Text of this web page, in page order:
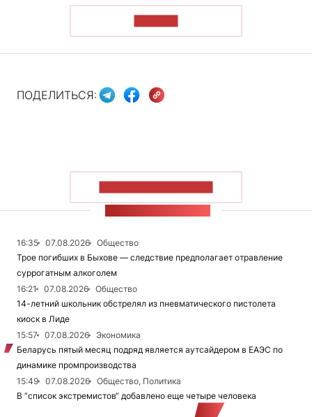
ПОДЕЛИТЬСЯ:
16:35 07.08.2026
Общество
Трое погибших в Быхове — следствие предполагает отравление
суррогатным алкоголем
16:21
07.08.2026
Общество
14-летний школьник обстрелял из пневматического пистолета
киоск в Лиде
15:57
07.08.2026
Экономика
Беларусь пятый месяц подряд является аутсайдером в ЕАЭС по
динамике промпроизводства
15:49
07.08.2026
Общество, Политика
В “список экстремистов“ добавлено еще четыре человека